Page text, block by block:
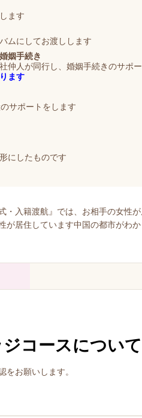
ます
ムにしてお渡しします
姻手続き
仲人が同行し、婚姻手続きのサポ
ます
サポートをします
にしたものです
入籍渡航』では、お相手の女性
が居住しています中国の都市がわ
コースについて
をお願いします。